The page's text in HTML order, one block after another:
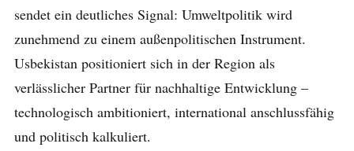
sendet ein deutliches Signal: Umweltpolitik wird
zunehmend zu einem außenpolitischen Instrument.
Usbekistan positioniert sich in der Region als
verlässlicher Partner für nachhaltige Entwicklung –
technologisch ambitioniert, international anschlussfähig
und politisch kalkuliert.